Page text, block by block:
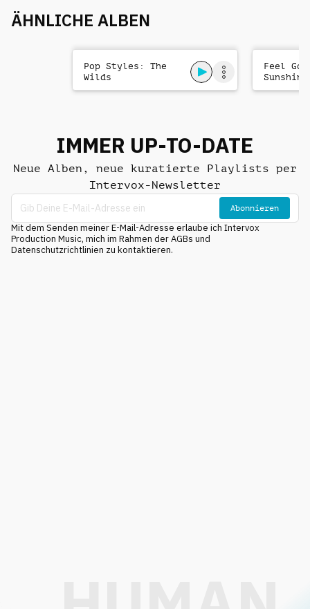
ÄHNLICHE ALBEN
Pop Styles: The
Wilds
Feel
Sunshine
IMMER UP-TO-DATE
Neue Alben, neue kuratierte Playlists per
Intervox-Newsletter
Abonnieren
Mit dem Senden meiner E-Mail-Adresse erlaube ich Intervox
Production Music, mich im Rahmen der AGBs und
Datenschutzrichtlinien zu kontaktieren.